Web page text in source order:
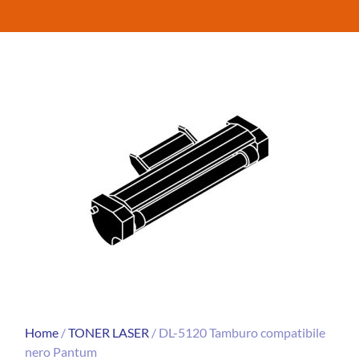
Home /TONER LASER / DL-5120 Tamburo compatibile
nero Pantum